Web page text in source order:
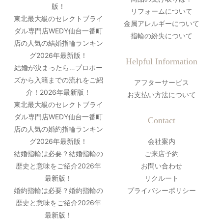
版！
東北最大級のセレクトブライ
ダル専門店WEDY仙台一番町
店の人気の結婚指輪ランキン
グ2026年最新版！
結婚が決まったら…プロポー
ズから入籍までの流れをご紹
介！2026年最新版！
東北最大級のセレクトブライ
ダル専門店WEDY仙台一番町
店の人気の婚約指輪ランキン
グ2026年最新版！
結婚指輪は必要？結婚指輪の
歴史と意味をご紹介2026年
最新版！
婚約指輪は必要？婚約指輪の
歴史と意味をご紹介2026年
最新版！
リフォームについて
金属アレルギーについて
指輪の紛失について
Helpful Information
アフターサービス
お支払い方法について
Contact
会社案内
ご来店予約
お問い合わせ
リクルート
プライバシーポリシー